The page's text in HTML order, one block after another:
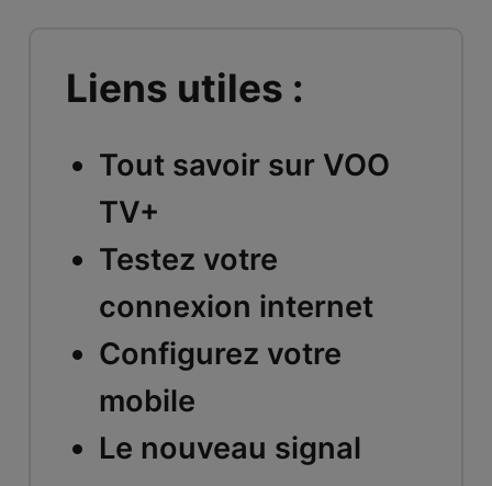
Liens utiles :
Tout savoir sur VOO
TV+
Testez votre
connexion internet
Configurez votre
mobile
Le nouveau signal